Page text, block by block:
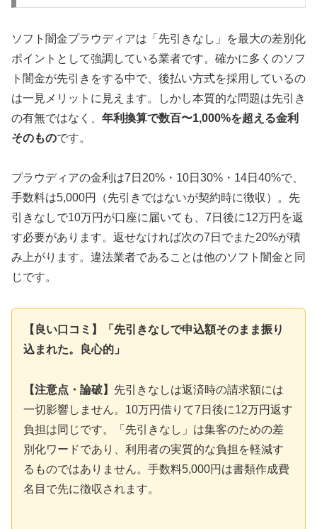
ソフト闇金プラウディアは「先引きなし」を最大の差別化
ポイントとして強調している業者です。確かに多くのソフ
ト闇金が先引きをする中で、後払い方式を採用しているの
は一見メリットに見えます。しかし本質的な問題は先引き
の有無ではなく、 年利換算で数百〜1,000%を超える金利
そのものです。
プラウディアの金利は7日20%・10日30%・14日40%で、
手数料は5,000円（先引きではないが契約時に徴収）。先
引きなしで10万円が口座に届いても、7日後に12万円を返
す必要があります。返せなければ次の7日でまた20%が積
み上がります。違法業者であることは他のソフト闇金と同
じです。
【良い口コミ】「先引きなしで申込額そのまま振り
込まれた。良心的」
【注意点・論破】 先引きなしは返済時の請求額には
一切影響しません。10万円借りて7日後に12万円返す
負担は同じです。「先引きなし」は集客のための差
別化ワードであり、利用者の実質的な負担を軽減す
るものではありません。手数料5,000円は書類作成費
名目で先に徴収されます。